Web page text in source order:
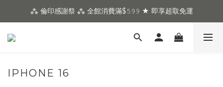
⁂ 倫印感謝祭 ⁂ 全館消費滿$𝟻𝟿𝟿 ★ 即享超取免運
IPHONE 16